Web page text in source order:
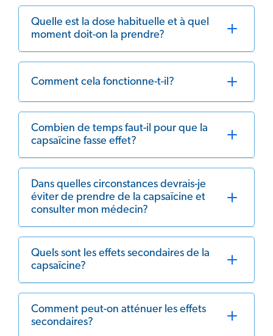
Quelle est la dose habituelle et à quel
moment doit-on la prendre?
Comment cela fonctionne-t-il?
Combien de temps faut-il pour que la
capsaïcine fasse effet?
Dans quelles circonstances devrais-je
éviter de prendre de la capsaïcine et
consulter mon médecin?
Quels sont les effets secondaires de la
capsaïcine?
Comment peut-on atténuer les effets
secondaires?